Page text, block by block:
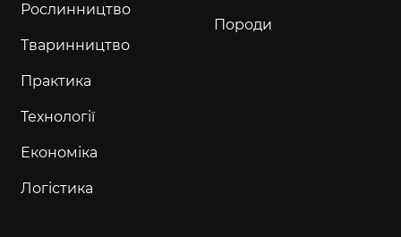
Рослинництво
Тваринництво
Практика
Технології
Економіка
Логістика
Породи